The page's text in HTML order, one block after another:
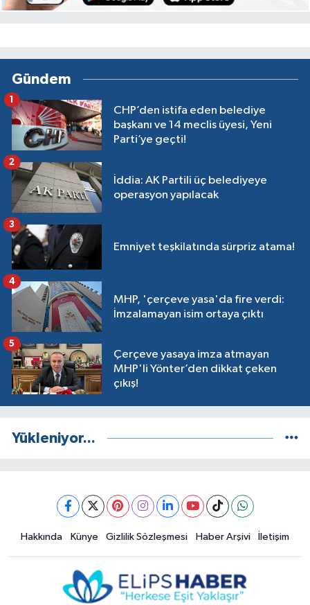
Gündem
CHP’den istifa eden belediye
başkanı ve 14 meclis üyesi, Yeni
Parti’ye geçti!
1
İddia: AK Partili üç belediyeye
operasyon yapılacak
2
Emniyet teşkilatında sürpriz atama!
3
MHP, 'çerçeve yasa'da fire verdi:
İmzalamayan isim ortaya çıktı
4
Çerçeve yasaya imza atmayan
MHP'li Yönter’den dikkat çeken
çıkış!
5
Yükleniyor...
Hakkında Künye Gizlilik Sözleşmesi Haber Arşivi İletişim